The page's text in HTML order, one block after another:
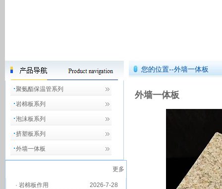
聚氨酯保温管系列
岩棉板系列
泡沫板系列
挤塑板系列
外墙一体板
更多
· 岩棉板作用
2026-7-28
您的位置--外墙一体板
外墙一体板